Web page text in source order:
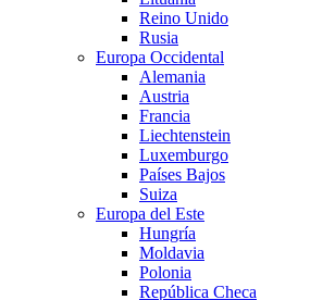
Reino Unido
Rusia
Europa Occidental
Alemania
Austria
Francia
Liechtenstein
Luxemburgo
Países Bajos
Suiza
Europa del Este
Hungría
Moldavia
Polonia
República Checa